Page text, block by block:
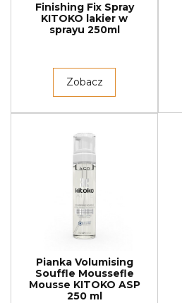
Finishing Fix Spray
KITOKO lakier w
sprayu 250ml
Zobacz
Pianka Volumising
Souffle Moussefle
Mousse KITOKO ASP
250 ml